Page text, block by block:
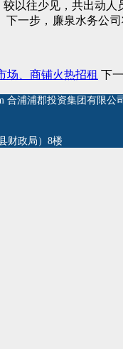
以往少见，共出动
一步，廉泉水务公
场、商铺火热招租 下
合浦浦郡投资集团有限公
财政局）8楼